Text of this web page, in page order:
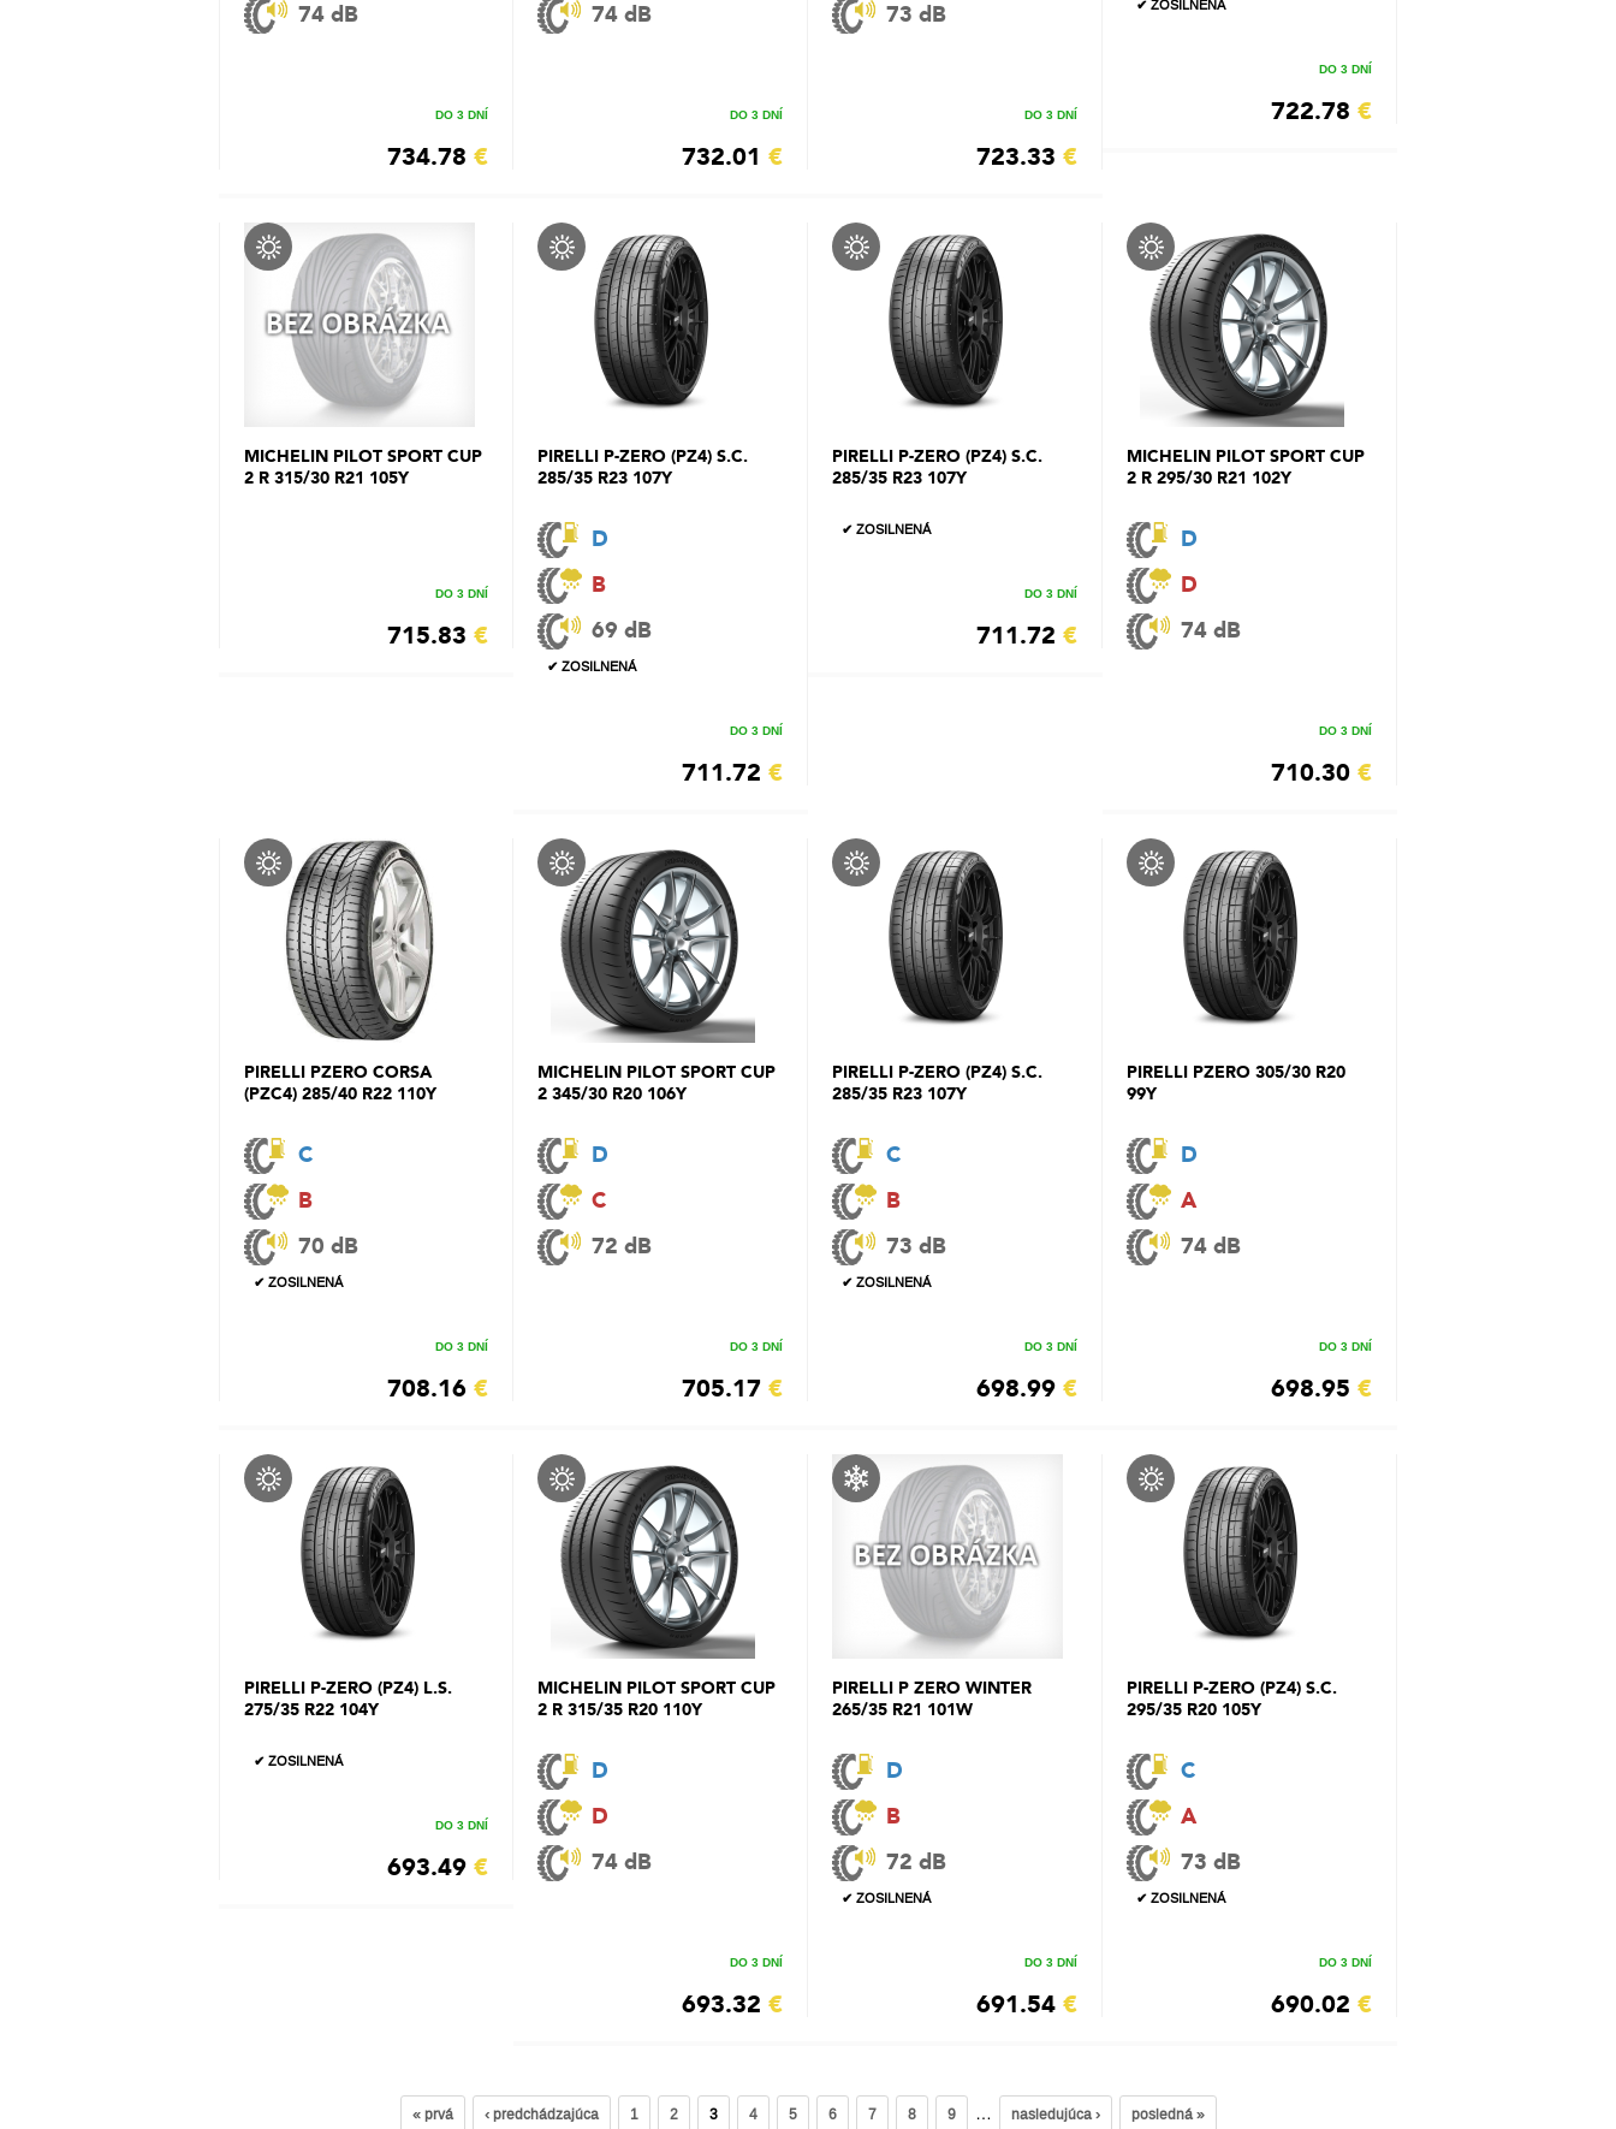
74 dB
DO 3 DNÍ
734.78 €
74 dB
DO 3 DNÍ
732.01 €
73 dB
DO 3 DNÍ
723.33 €
✔ ZOSILNENÁ
DO 3 DNÍ
722.78 €
MICHELIN PILOT SPORT CUP
2 R 315/30 R21 105Y
DO 3 DNÍ
715.83 €
PIRELLI P-ZERO (PZ4) S.C.
285/35 R23 107Y
D
B
69 dB
✔ ZOSILNENÁ
DO 3 DNÍ
711.72 €
PIRELLI P-ZERO (PZ4) S.C.
285/35 R23 107Y
✔ ZOSILNENÁ
DO 3 DNÍ
711.72 €
MICHELIN PILOT SPORT CUP
2 R 295/30 R21 102Y
D
D
74 dB
DO 3 DNÍ
710.30 €
PIRELLI PZERO CORSA
(PZC4) 285/40 R22 110Y
C
B
70 dB
✔ ZOSILNENÁ
DO 3 DNÍ
708.16 €
MICHELIN PILOT SPORT CUP
2 345/30 R20 106Y
D
C
72 dB
DO 3 DNÍ
705.17 €
PIRELLI P-ZERO (PZ4) S.C.
285/35 R23 107Y
C
B
73 dB
✔ ZOSILNENÁ
DO 3 DNÍ
698.99 €
PIRELLI PZERO 305/30 R20
99Y
D
A
74 dB
DO 3 DNÍ
698.95 €
PIRELLI P-ZERO (PZ4) L.S.
275/35 R22 104Y
✔ ZOSILNENÁ
DO 3 DNÍ
693.49 €
MICHELIN PILOT SPORT CUP
2 R 315/35 R20 110Y
D
D
74 dB
DO 3 DNÍ
693.32 €
PIRELLI P ZERO WINTER
265/35 R21 101W
D
B
72 dB
✔ ZOSILNENÁ
DO 3 DNÍ
691.54 €
PIRELLI P-ZERO (PZ4) S.C.
295/35 R20 105Y
C
A
73 dB
✔ ZOSILNENÁ
DO 3 DNÍ
690.02 €
« prvá ‹ predchádzajúca 1 2 3 4 5 6 7 8 9 … nasledujúca › posledná »